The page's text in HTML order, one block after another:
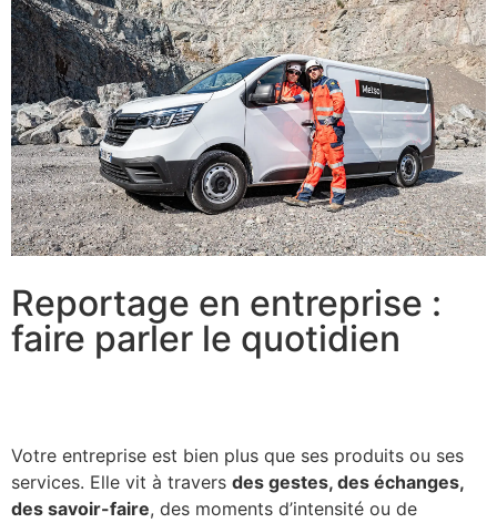
Reportage en entreprise :
faire parler le quotidien
Votre entreprise est bien plus que ses produits ou ses
services. Elle vit à travers des gestes, des échanges,
des savoir-faire, des moments d’intensité ou de